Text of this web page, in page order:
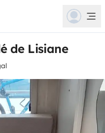
de Lisiane